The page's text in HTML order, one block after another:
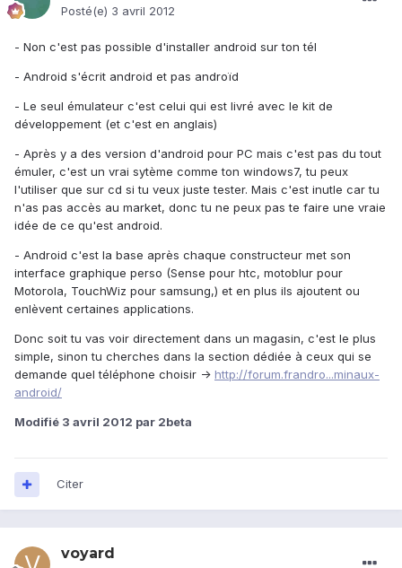
Posté(e) 3 avril 2012
- Non c'est pas possible d'installer android sur ton tél
- Android s'écrit android et pas androïd
- Le seul émulateur c'est celui qui est livré avec le kit de
développement (et c'est en anglais)
- Après y a des version d'android pour PC mais c'est pas du tout
émuler, c'est un vrai sytème comme ton windows7, tu peux
l'utiliser que sur cd si tu veux juste tester. Mais c'est inutle car tu
n'as pas accès au market, donc tu ne peux pas te faire une vraie
idée de ce qu'est android.
- Android c'est la base après chaque constructeur met son
interface graphique perso (Sense pour htc, motoblur pour
Motorola, TouchWiz pour samsung,) et en plus ils ajoutent ou
enlèvent certaines applications.
Donc soit tu vas voir directement dans un magasin, c'est le plus
simple, sinon tu cherches dans la section dédiée à ceux qui se
demande quel téléphone choisir -> http://forum.frandro...minaux-
android/
Modifié 3 avril 2012 par 2beta
Citer
voyard